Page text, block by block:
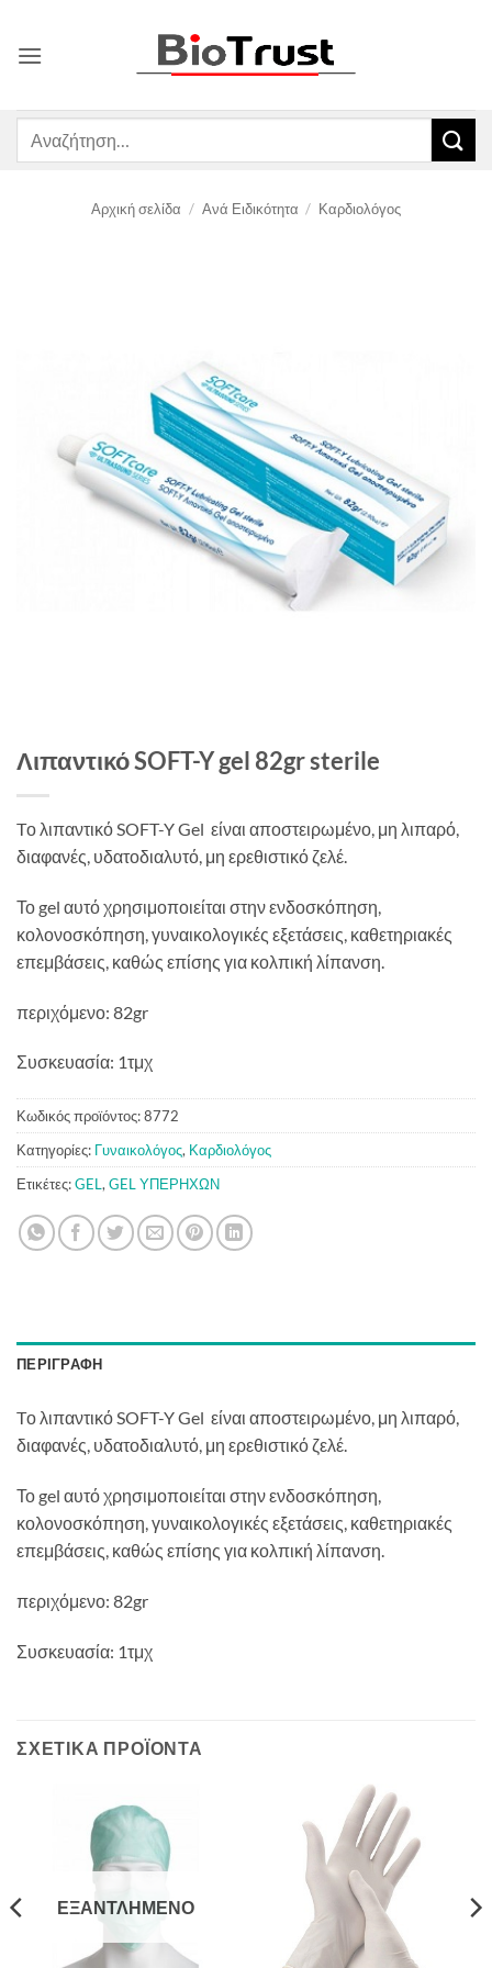
περιεχόμενο
Αναζήτηση
Αρχική σελίδα / Ανά Ειδικότητα / Καρδιολόγος
Λιπαντικό SOFT-Y gel 82gr sterile
Tο λιπαντικό SOFT-Y Gel είναι αποστειρωμένο, μη λιπαρό,
διαφανές, υδατοδιαλυτό, μη ερεθιστικό ζελέ.
Το gel αυτό χρησιμοποιείται στην ενδοσκόπηση,
κολονοσκόπηση, γυναικολογικές εξετάσεις, καθετηριακές
επεμβάσεις, καθώς επίσης για κολπική λίπανση.
περιχόμενο: 82gr
Συσκευασία: 1τμχ
Κωδικός προϊόντος:8772
Κατηγορίες: Γυναικολόγος, Καρδιολόγος
Ετικέτες:GEL, GEL ΥΠΕΡΗΧΩΝ
ΠΕΡΙΓΡΑΦΉ
Tο λιπαντικό SOFT-Y Gel είναι αποστειρωμένο, μη λιπαρό,
διαφανές, υδατοδιαλυτό, μη ερεθιστικό ζελέ.
Το gel αυτό χρησιμοποιείται στην ενδοσκόπηση,
κολονοσκόπηση, γυναικολογικές εξετάσεις, καθετηριακές
επεμβάσεις, καθώς επίσης για κολπική λίπανση.
περιχόμενο: 82gr
Συσκευασία: 1τμχ
ΣΧΕΤΙΚΆ ΠΡΟΪΌΝΤΑ
ΕΞΑΝΤΛΗΜΈΝΟ